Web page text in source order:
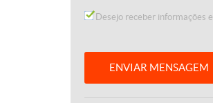
Desejo receber informações
ENVIAR MENSAGEM